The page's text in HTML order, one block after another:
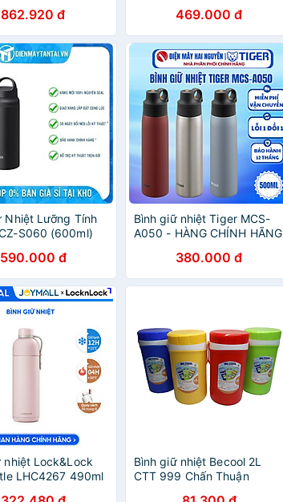
590ml inox 304,
vượt trội, an toan
862.920 đ
- Lạnh - Hàng chính hãng
469.000 đ
Nhiệt Lưỡng Tính
S060 (600ml)
590.000 đ
Bình giữ nhiệt Tiger MCS-
A050 - HÀNG CHÍNH HÃNG
380.000 đ
nhiệt Lock&Lock
LHC4267 490ml
Bình giữ nhiệt Becool 2L
CTT 999 Chấn Thuận